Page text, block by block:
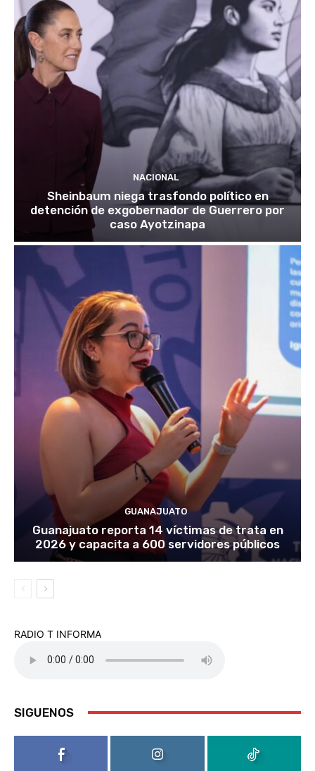
NACIONAL
Sheinbaum niega trasfondo político en
detención de exgobernador de Guerrero por
caso Ayotzinapa
GUANAJUATO
Guanajuato reporta 14 víctimas de trata en
2026 y capacita a 600 servidores públicos
RADIO T INFORMA
SIGUENOS